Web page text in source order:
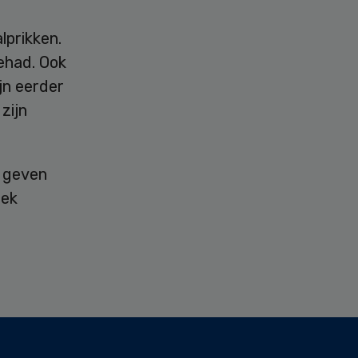
Ook
eerder